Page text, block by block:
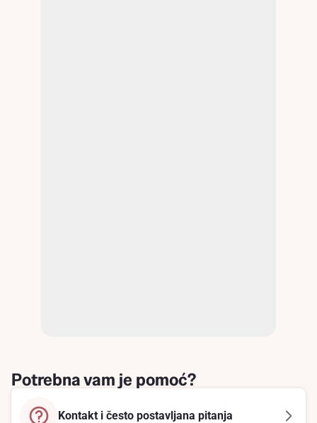
Potrebna vam je pomoć?
Kontakt i često postavljana pitanja